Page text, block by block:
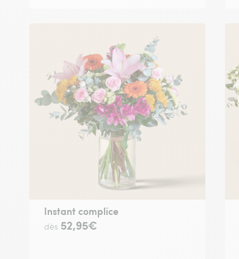
Instant complice
dès 52,95€